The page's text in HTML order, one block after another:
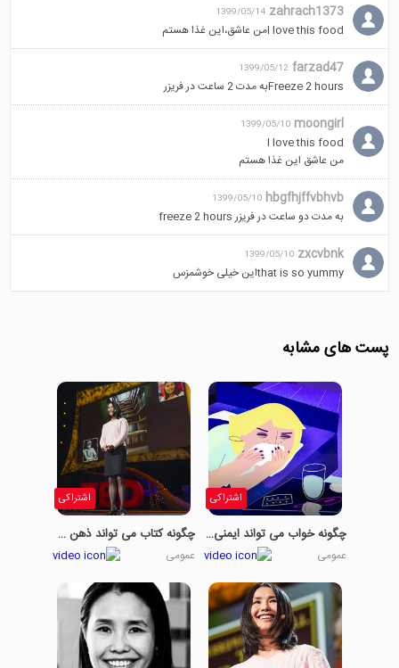
zahrach1373
1399/05/14
l love this foodمن عاشق،این غذا هستم
farzad47
1399/05/12
Freeze 2 hoursبه مدت 2 ساعت در فریزر
moongirl
1399/05/10
I love this food
من عاشق این غذا هستم
hbgfhjffvbhvb
1399/05/10
به مدت دو ساعت در فریزر freeze 2 hours
zxcvbnk
1399/05/10
that is so yummyاین خیلی خوشمزس
پست های مشابه
اشتراکی
چگونه خواب می تواند ایمنی شما را بهبود بخشد - بخش اول
عمومی
اشتراکی
چگونه کتاب می تواند ذهن شما را باز کند قسمت سوم
عمومی